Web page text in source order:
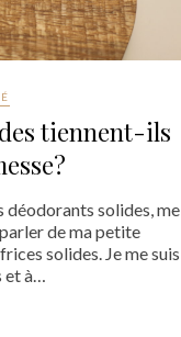
tiennent-ils
déodorants solides, me
de ma petite
solides. Je me suis
et à…